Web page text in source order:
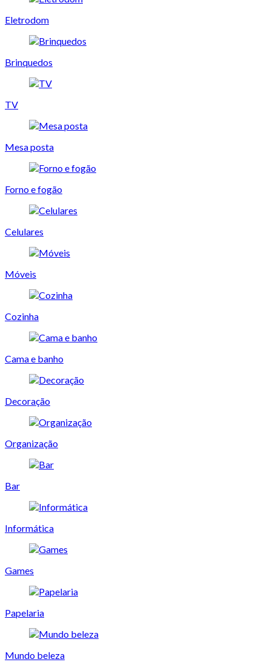
Eletrodom
Brinquedos
TV
Mesa posta
Forno e fogão
Celulares
Móveis
Cozinha
Cama e banho
Decoração
Organização
Bar
Informática
Games
Papelaria
Mundo beleza